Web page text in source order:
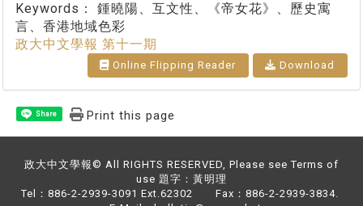
Keywords： 鍾曉陽、互文性、《帝女花》、歷史寓
言、香港地域色彩
政大中文學報 第十一期
Online Flipping Reader Download
Share Print this page
政大中文學報© All RIGHTS RESERVED, Please see Terms of
use 題字：黃明理
Tel：886-2-2939-3091 Ext.62302 Fax：886-2-2939-3834.